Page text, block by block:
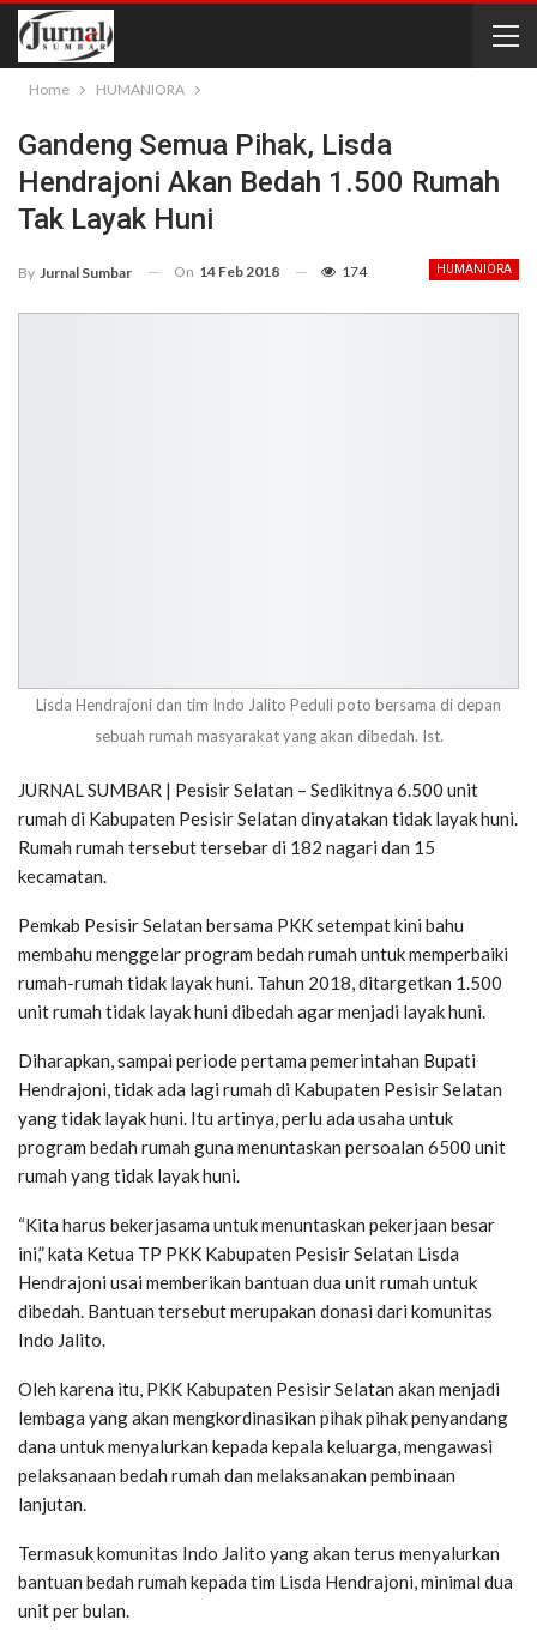
Home HUMANIORA
Gandeng Semua Pihak, Lisda
Hendrajoni Akan Bedah 1.500 Rumah
Tak Layak Huni
HUMANIORA
By Jurnal Sumbar On 14 Feb 2018 174
Lisda Hendrajoni dan tim Indo Jalito Peduli poto bersama di depan
sebuah rumah masyarakat yang akan dibedah. Ist.
JURNAL SUMBAR | Pesisir Selatan – Sedikitnya 6.500 unit
rumah di Kabupaten Pesisir Selatan dinyatakan tidak layak huni.
Rumah rumah tersebut tersebar di 182 nagari dan 15
kecamatan.
Pemkab Pesisir Selatan bersama PKK setempat kini bahu
membahu menggelar program bedah rumah untuk memperbaiki
rumah-rumah tidak layak huni. Tahun 2018, ditargetkan 1.500
unit rumah tidak layak huni dibedah agar menjadi layak huni.
Diharapkan, sampai periode pertama pemerintahan Bupati
Hendrajoni, tidak ada lagi rumah di Kabupaten Pesisir Selatan
yang tidak layak huni. Itu artinya, perlu ada usaha untuk
program bedah rumah guna menuntaskan persoalan 6500 unit
rumah yang tidak layak huni.
“Kita harus bekerjasama untuk menuntaskan pekerjaan besar
ini,” kata Ketua TP PKK Kabupaten Pesisir Selatan Lisda
Hendrajoni usai memberikan bantuan dua unit rumah untuk
dibedah. Bantuan tersebut merupakan donasi dari komunitas
Indo Jalito.
Oleh karena itu, PKK Kabupaten Pesisir Selatan akan menjadi
lembaga yang akan mengkordinasikan pihak pihak penyandang
dana untuk menyalurkan kepada kepala keluarga, mengawasi
pelaksanaan bedah rumah dan melaksanakan pembinaan
lanjutan.
Termasuk komunitas Indo Jalito yang akan terus menyalurkan
bantuan bedah rumah kepada tim Lisda Hendrajoni, minimal dua
unit per bulan.